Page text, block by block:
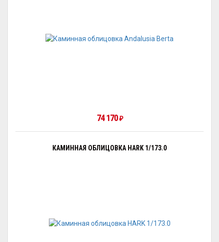
74 170₽
КАМИННАЯ ОБЛИЦОВКА HARK 1/173.0